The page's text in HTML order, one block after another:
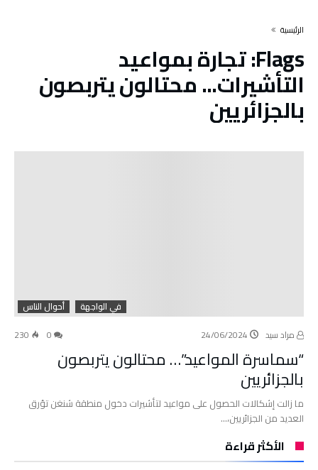
‫الرئيسية‬
Flags: تجارة بمواعيد
التأشيرات... محتالون يتربصون
بالجزائريين
في الواجهة
أحوال الناس
مراد سيد
24/06/2024
230
“سماسرة المواعيد”… محتالون يتربصون
بالجزائريين
ما زالت إشكالات الحصول على مواعيد لتأشيرات دخول منطقة شنغن تؤرق
العديد من الجزائريين،…
الأكثر قراءة